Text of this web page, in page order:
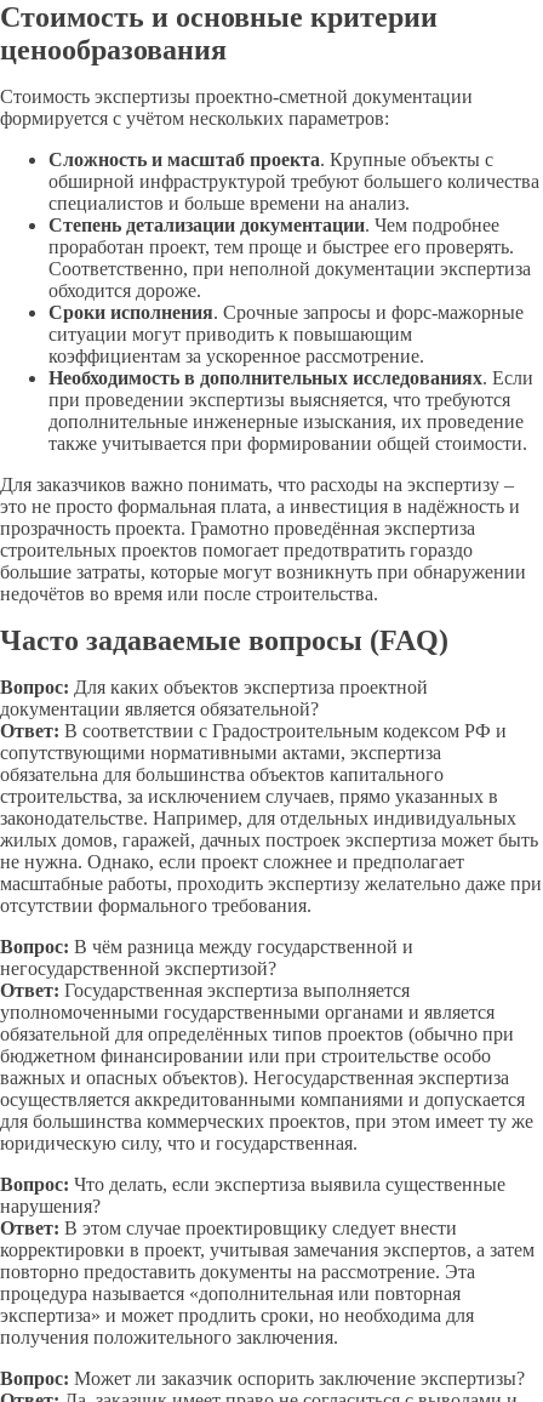
Стоимость и основные критерии
ценообразования
Стоимость экспертизы проектно-сметной документации
формируется с учётом нескольких параметров:
Сложность и масштаб проекта. Крупные объекты с
обширной инфраструктурой требуют большего количества
специалистов и больше времени на анализ.
Степень детализации документации. Чем подробнее
проработан проект, тем проще и быстрее его проверять.
Соответственно, при неполной документации экспертиза
обходится дороже.
Сроки исполнения. Срочные запросы и форс-мажорные
ситуации могут приводить к повышающим
коэффициентам за ускоренное рассмотрение.
Необходимость в дополнительных исследованиях. Если
при проведении экспертизы выясняется, что требуются
дополнительные инженерные изыскания, их проведение
также учитывается при формировании общей стоимости.
Для заказчиков важно понимать, что расходы на экспертизу –
это не просто формальная плата, а инвестиция в надёжность и
прозрачность проекта. Грамотно проведённая экспертиза
строительных проектов помогает предотвратить гораздо
большие затраты, которые могут возникнуть при обнаружении
недочётов во время или после строительства.
Часто задаваемые вопросы (FAQ)
Вопрос: Для каких объектов экспертиза проектной
документации является обязательной?
Ответ: В соответствии с Градостроительным кодексом РФ и
сопутствующими нормативными актами, экспертиза
обязательна для большинства объектов капитального
строительства, за исключением случаев, прямо указанных в
законодательстве. Например, для отдельных индивидуальных
жилых домов, гаражей, дачных построек экспертиза может быть
не нужна. Однако, если проект сложнее и предполагает
масштабные работы, проходить экспертизу желательно даже при
отсутствии формального требования.
Вопрос: В чём разница между государственной и
негосударственной экспертизой?
Ответ: Государственная экспертиза выполняется
уполномоченными государственными органами и является
обязательной для определённых типов проектов (обычно при
бюджетном финансировании или при строительстве особо
важных и опасных объектов). Негосударственная экспертиза
осуществляется аккредитованными компаниями и допускается
для большинства коммерческих проектов, при этом имеет ту же
юридическую силу, что и государственная.
Вопрос: Что делать, если экспертиза выявила существенные
нарушения?
Ответ: В этом случае проектировщику следует внести
корректировки в проект, учитывая замечания экспертов, а затем
повторно предоставить документы на рассмотрение. Эта
процедура называется «дополнительная или повторная
экспертиза» и может продлить сроки, но необходима для
получения положительного заключения.
Вопрос: Может ли заказчик оспорить заключение экспертизы?